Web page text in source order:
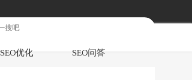
SEO优化 SEO问答